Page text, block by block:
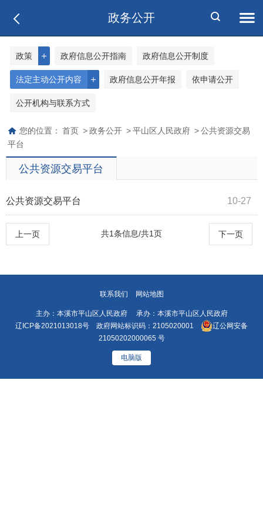
政务公开
＋
政策 政府信息公开指南 政府信息公开制度
＋
法定主动公开内容 政府信息公开年报 依申请公开
公开机构与联系方式
您的位置： 首页 > 政务公开 > 平山区人民政府 > 公共资源交易
平台
公共资源交易平台
10-27
公共资源交易平台
上一页 下一页
共1条信息/共1页
联系我们 网站地图
主办：本溪市平山区人民政府 承办：本溪市平山区人民政府
辽ICP备2021013018号 政府网站标识码：2105020001
辽公网安备
21050202000065 号
电脑版